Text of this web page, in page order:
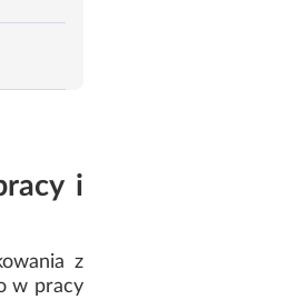
i
z
w pracy